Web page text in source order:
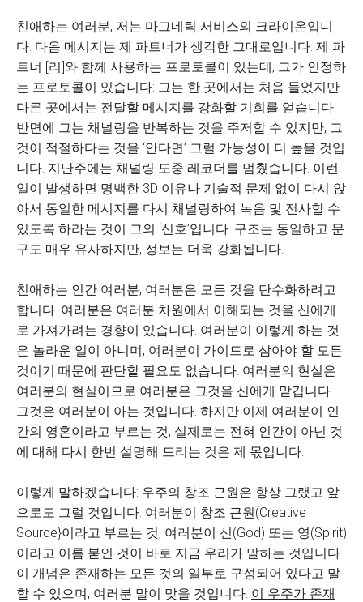
친애하는 여러분, 저는 마그네틱 서비스의 크라이온입니
다. 다음 메시지는 제 파트너가 생각한 그대로입니다. 제 파
트너 [리]와 함께 사용하는 프로토콜이 있는데, 그가 인정하
는 프로토콜이 있습니다: 그는 한 곳에서는 처음 들었지만
다른 곳에서는 전달할 메시지를 강화할 기회를 얻습니다.
반면에 그는 채널링을 반복하는 것을 주저할 수 있지만, 그
것이 적절하다는 것을 ‘안다면’ 그럴 가능성이 더 높을 것입
니다. 지난주에는 채널링 도중 레코더를 멈췄습니다. 이런
일이 발생하면 명백한 3D 이유나 기술적 문제 없이 다시 앉
아서 동일한 메시지를 다시 채널링하여 녹음 및 전사할 수
있도록 하라는 것이 그의 ‘신호’입니다. 구조는 동일하고 문
구도 매우 유사하지만, 정보는 더욱 강화됩니다.
친애하는 인간 여러분, 여러분은 모든 것을 단수화하려고
합니다. 여러분은 여러분 차원에서 이해되는 것을 신에게
로 가져가려는 경향이 있습니다. 여러분이 이렇게 하는 것
은 놀라운 일이 아니며, 여러분이 가이드로 삼아야 할 모든
것이기 때문에 판단할 필요도 없습니다. 여러분의 현실은
여러분의 현실이므로 여러분은 그것을 신에게 맡깁니다.
그것은 여러분이 아는 것입니다. 하지만 이제 여러분이 인
간의 영혼이라고 부르는 것, 실제로는 전혀 인간이 아닌 것
에 대해 다시 한번 설명해 드리는 것은 제 몫입니다.
이렇게 말하겠습니다: 우주의 창조 근원은 항상 그랬고 앞
으로도 그럴 것입니다. 여러분이 창조 근원(Creative
Source}이라고 부르는 것, 여러분이 신(God) 또는 영(Spirit)
이라고 이름 붙인 것이 바로 지금 우리가 말하는 것입니다.
이 개념은 존재하는 모든 것의 일부로 구성되어 있다고 말
할 수 있으며, 여러분 말이 맞을 것입니다. 이 우주가 존재